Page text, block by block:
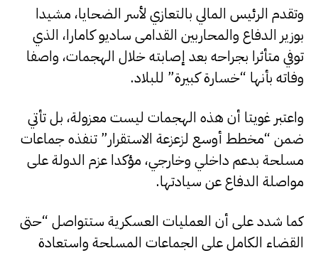
وتقدم الرئيس المالي بالتعازي لأسر الضحايا، مشيدا
بوزير الدفاع والمحاربين القدامى ساديو كامارا، الذي
توفي متأثرا بجراحه بعد إصابته خلال الهجمات، واصفا
وفاته بأنها “خسارة كبيرة” للبلاد.
واعتبر غويتا أن هذه الهجمات ليست معزولة، بل تأتي
ضمن “مخطط أوسع لزعزعة الاستقرار” تنفذه جماعات
مسلحة بدعم داخلي وخارجي، مؤكدا عزم الدولة على
مواصلة الدفاع عن سيادتها.
كما شدد على أن العمليات العسكرية ستتواصل “حتى
القضاء الكامل على الجماعات المسلحة واستعادة